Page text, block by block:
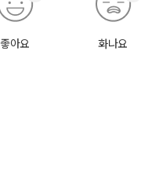
좋아요 화나요